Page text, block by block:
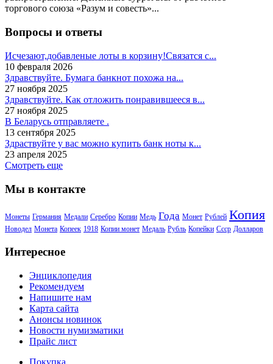
торгового союза «Разум и совесть»...
Вопросы и ответы
Исчезают,добавленые лоты в корзину!Связатся с...
10 февраля 2026
Здравствуйте. Бумага банкнот похожа на...
27 ноября 2025
Здравствуйте. Как отложить понравившееся в...
27 ноября 2025
В Беларусь отправляете .
13 сентября 2025
Здраствуйте у вас можно купить банк ноты к...
23 апреля 2025
Смотреть еще
Мы в контакте
Монеты Германия Медали Серебро Копии Медь Года Монет Рублей Копия
Новодел Монета Копеек 1918 Копии монет Медаль Рубль Копейки Ссср Долларов
Интересное
Энциклопедия
Рекомендуем
Напишите нам
Карта сайта
Анонсы новинок
Новости нумизматики
Прайс лист
Покупка